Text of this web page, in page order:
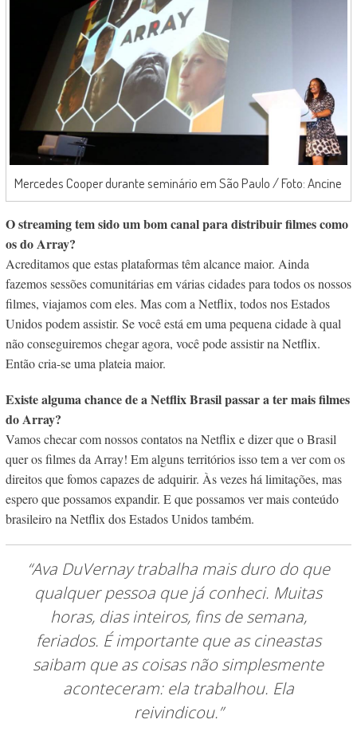
Mercedes Cooper durante seminário em São Paulo / Foto: Ancine
O streaming tem sido um bom canal para distribuir filmes como
os do Array?
Acreditamos que estas plataformas têm alcance maior. Ainda
fazemos sessões comunitárias em várias cidades para todos os nossos
filmes, viajamos com eles. Mas com a Netflix, todos nos Estados
Unidos podem assistir. Se você está em uma pequena cidade à qual
não conseguiremos chegar agora, você pode assistir na Netflix.
Então cria-se uma plateia maior.
Existe alguma chance de a Netflix Brasil passar a ter mais filmes
do Array?
Vamos checar com nossos contatos na Netflix e dizer que o Brasil
quer os filmes da Array! Em alguns territórios isso tem a ver com os
direitos que fomos capazes de adquirir. Às vezes há limitações, mas
espero que possamos expandir. E que possamos ver mais conteúdo
brasileiro na Netflix dos Estados Unidos também.
“Ava DuVernay trabalha mais duro do que
qualquer pessoa que já conheci. Muitas
horas, dias inteiros, fins de semana,
feriados. É importante que as cineastas
saibam que as coisas não simplesmente
aconteceram: ela trabalhou. Ela
reivindicou.”